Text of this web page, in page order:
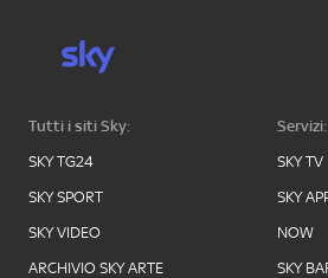
Tutti i siti Sky:
SKY TG24
SKY SPORT
SKY VIDEO
ARCHIVIO SKY ARTE
Servizi:
SKY TV
SKY
NOW
SKY